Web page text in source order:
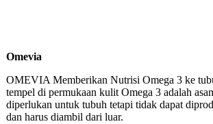
Omevia
OMEVIA Memberikan Nutrisi Omega 3 ke
tempel di permukaan kulit Omega 3 adalah
diperlukan untuk tubuh tetapi tidak dapat
dan harus diambil dari luar.